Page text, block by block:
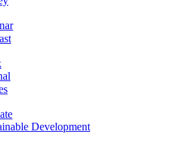
Development